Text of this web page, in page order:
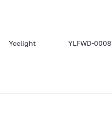
Yeelight YLFWD-0008